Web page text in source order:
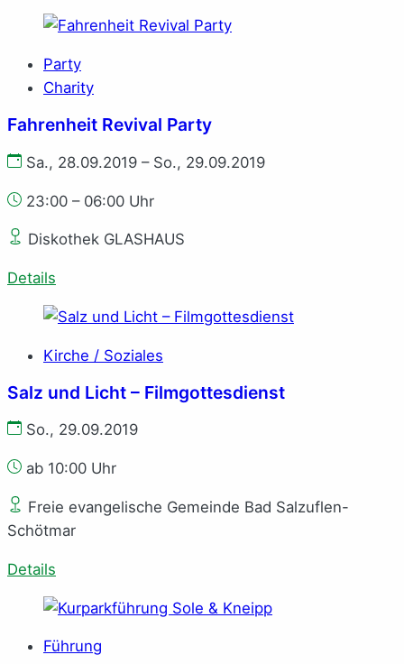
Party
Charity
Fahrenheit Revival Party
Sa., 28.09.2019 – So., 29.09.2019
23:00 – 06:00 Uhr
Diskothek GLASHAUS
Details
Kirche / Soziales
Salz und Licht – Filmgottesdienst
So., 29.09.2019
ab 10:00 Uhr
Freie evangelische Gemeinde Bad Salzuflen-
Schötmar
Details
Führung